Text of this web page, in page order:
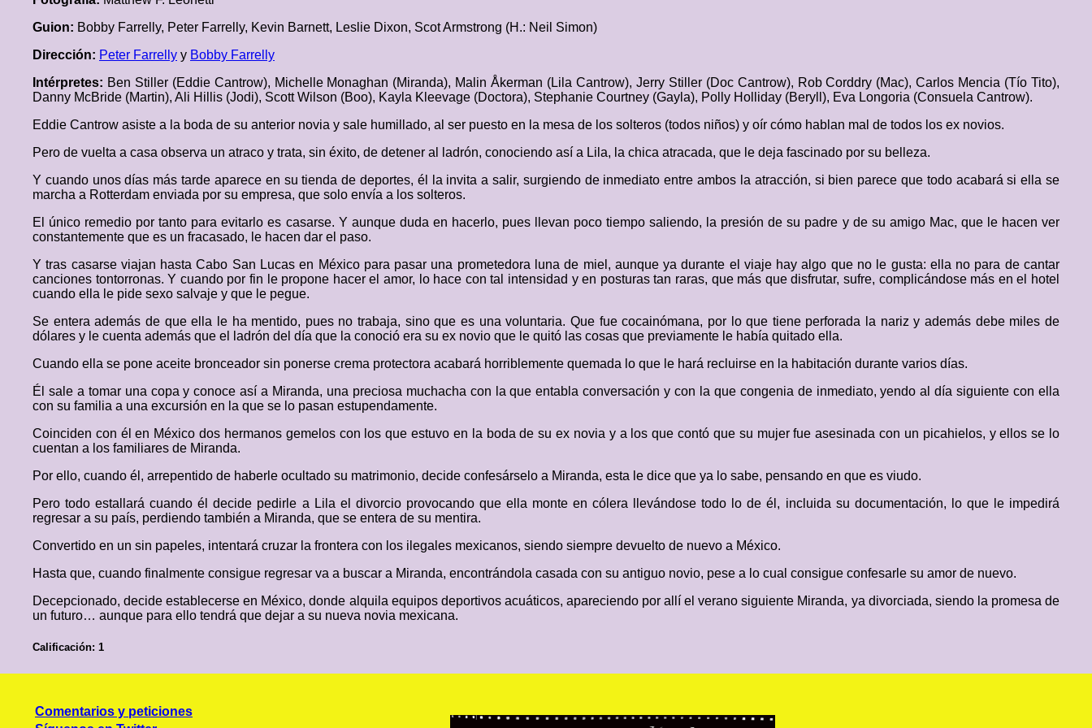
Guion: Bobby Farrelly, Peter Farrelly, Kevin Barnett, Leslie Dixon, Scot Armstrong (H.: Neil Simon)
Dirección: Peter Farrelly y Bobby Farrelly
Intérpretes: Ben Stiller (Eddie Cantrow), Michelle Monaghan (Miranda), Malin Åkerman (Lila Cantrow), Jerry Stiller (Doc Cantrow), Rob Corddry (Mac), Carlos Mencia (Tío Tito),
Danny McBride (Martin), Ali Hillis (Jodi), Scott Wilson (Boo), Kayla Kleevage (Doctora), Stephanie Courtney (Gayla), Polly Holliday (Beryll), Eva Longoria (Consuela Cantrow).
Eddie Cantrow asiste a la boda de su anterior novia y sale humillado, al ser puesto en la mesa de los solteros (todos niños) y oír cómo hablan mal de todos los ex novios.
Pero de vuelta a casa observa un atraco y trata, sin éxito, de detener al ladrón, conociendo así a Lila, la chica atracada, que le deja fascinado por su belleza.
Y cuando unos días más tarde aparece en su tienda de deportes, él la invita a salir, surgiendo de inmediato entre ambos la atracción, si bien parece que todo acabará si ella se
marcha a Rotterdam enviada por su empresa, que solo envía a los solteros.
El único remedio por tanto para evitarlo es casarse. Y aunque duda en hacerlo, pues llevan poco tiempo saliendo, la presión de su padre y de su amigo Mac, que le hacen ver
constantemente que es un fracasado, le hacen dar el paso.
Y tras casarse viajan hasta Cabo San Lucas en México para pasar una prometedora luna de miel, aunque ya durante el viaje hay algo que no le gusta: ella no para de cantar
canciones tontorronas. Y cuando por fin le propone hacer el amor, lo hace con tal intensidad y en posturas tan raras, que más que disfrutar, sufre, complicándose más en el hotel
cuando ella le pide sexo salvaje y que le pegue.
Se entera además de que ella le ha mentido, pues no trabaja, sino que es una voluntaria. Que fue cocainómana, por lo que tiene perforada la nariz y además debe miles de
dólares y le cuenta además que el ladrón del día que la conoció era su ex novio que le quitó las cosas que previamente le había quitado ella.
Cuando ella se pone aceite bronceador sin ponerse crema protectora acabará horriblemente quemada lo que le hará recluirse en la habitación durante varios días.
Él sale a tomar una copa y conoce así a Miranda, una preciosa muchacha con la que entabla conversación y con la que congenia de inmediato, yendo al día siguiente con ella
con su familia a una excursión en la que se lo pasan estupendamente.
Coinciden con él en México dos hermanos gemelos con los que estuvo en la boda de su ex novia y a los que contó que su mujer fue asesinada con un picahielos, y ellos se lo
cuentan a los familiares de Miranda.
Por ello, cuando él, arrepentido de haberle ocultado su matrimonio, decide confesárselo a Miranda, esta le dice que ya lo sabe, pensando en que es viudo.
Pero todo estallará cuando él decide pedirle a Lila el divorcio provocando que ella monte en cólera llevándose todo lo de él, incluida su documentación, lo que le impedirá
regresar a su país, perdiendo también a Miranda, que se entera de su mentira.
Convertido en un sin papeles, intentará cruzar la frontera con los ilegales mexicanos, siendo siempre devuelto de nuevo a México.
Hasta que, cuando finalmente consigue regresar va a buscar a Miranda, encontrándola casada con su antiguo novio, pese a lo cual consigue confesarle su amor de nuevo.
Decepcionado, decide establecerse en México, donde alquila equipos deportivos acuáticos, apareciendo por allí el verano siguiente Miranda, ya divorciada, siendo la promesa de
un futuro… aunque para ello tendrá que dejar a su nueva novia mexicana.
Calificación: 1
Comentarios y peticiones